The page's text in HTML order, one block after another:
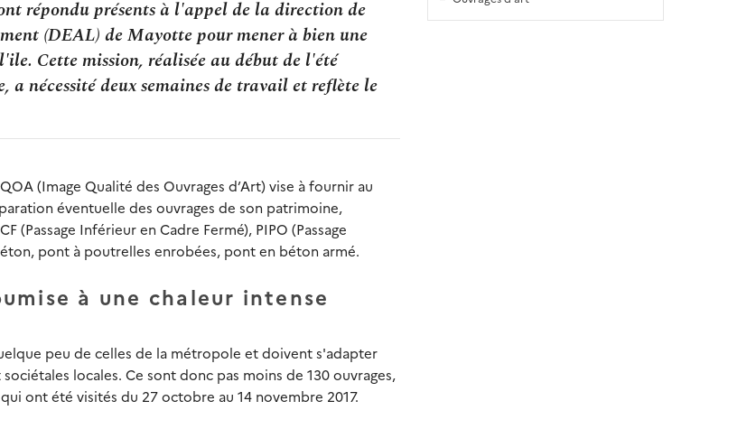
répondu présents à l'appel de la direction de
(DEAL) de Mayotte pour mener à bien une
Cette mission, réalisée au début de l'été
nécessité deux semaines de travail et reflète le
(Image Qualité des Ouvrages d’Art) vise à fournir au
éventuelle des ouvrages de son patrimoine,
Inférieur en Cadre Fermé), PIPO (Passage
pont à poutrelles enrobées, pont en béton armé.
à une chaleur intense
peu de celles de la métropole et doivent s'adapter
locales. Ce sont donc pas moins de 130 ouvrages,
ont été visités du 27 octobre au 14 novembre 2017.